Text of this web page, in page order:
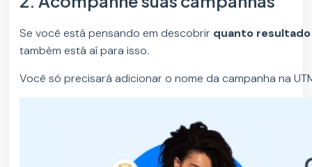
Se você está pensando em descobrir quanto resultado
também está aí para isso.
Você só precisará adicionar o nome da campanha na